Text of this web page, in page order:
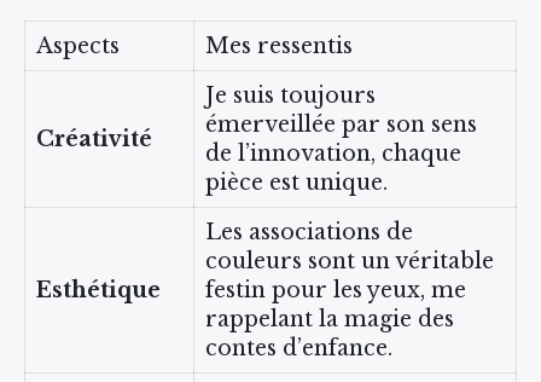
Aspects Mes ressentis
Créativité
Je suis toujours
émerveillée par son sens
de l’innovation, chaque
pièce est unique.
Esthétique
Les associations de
couleurs sont un véritable
festin pour les yeux, me
rappelant la magie des
contes d’enfance.